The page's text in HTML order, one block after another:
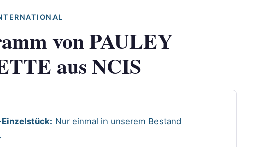
von PAULEY
aus NCIS
Nur einmal in unserem Bestand